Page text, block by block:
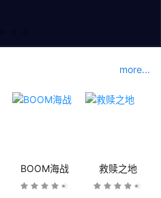
more...
BOOM海战 救赎之地